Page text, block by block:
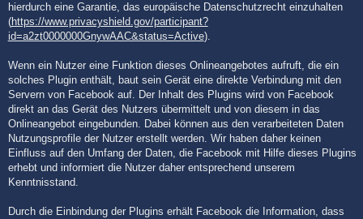
hierdurch eine Garantie, das europäische Datenschutzrecht einzuhalten
(https://www.privacyshield.gov/participant?
id=a2zt0000000GnywAAC&status=Active).
Wenn ein Nutzer eine Funktion dieses Onlineangebotes aufruft, die ein
solches Plugin enthält, baut sein Gerät eine direkte Verbindung mit den
Servern von Facebook auf. Der Inhalt des Plugins wird von Facebook
direkt an das Gerät des Nutzers übermittelt und von diesem in das
Onlineangebot eingebunden. Dabei können aus den verarbeiteten Daten
Nutzungsprofile der Nutzer erstellt werden. Wir haben daher keinen
Einfluss auf den Umfang der Daten, die Facebook mit Hilfe dieses Plugins
erhebt und informiert die Nutzer daher entsprechend unserem
Kenntnisstand.
Durch die Einbindung der Plugins erhält Facebook die Information, dass